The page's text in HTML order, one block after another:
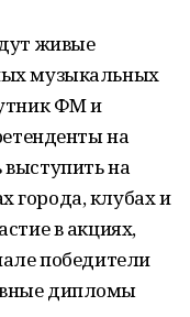
живые
музыкальных
ФМ и
на
на
города, клубах и
в акциях,
победители
дипломы